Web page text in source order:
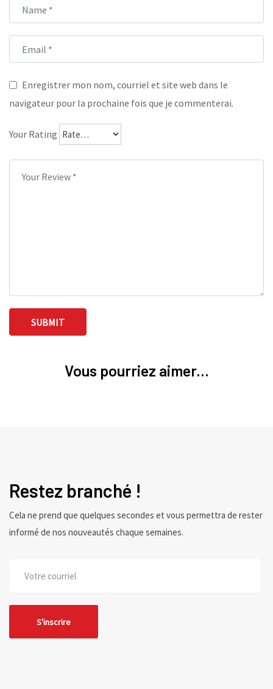
Enregistrer mon nom, courriel et site web dans le
navigateur pour la prochaine fois que je commenterai.
Your Rating
Vous pourriez aimer...
Restez branché !
Cela ne prend que quelques secondes et vous permettra de rester
informé de nos nouveautés chaque semaines.